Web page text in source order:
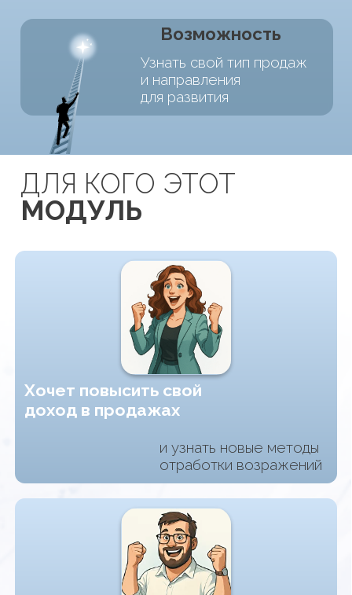
и начать зарабатывать
Хочет стать менеджером
и узнать новые методы
Хочет повысить свой
доход в продажах
и узнать новые
потребности аудитории
Чувствует необходимость
разобраться в сфере